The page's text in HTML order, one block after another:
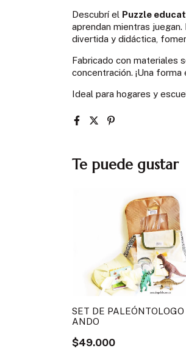
Descubrí el Puzzle
aprendan mientras
divertida y didáctica,
Fabricado con materiales
concentración. ¡Una
Ideal para hogares y
Te puede gustar
SET DE PALEÓNTOLOGO
ANDO
$49.000